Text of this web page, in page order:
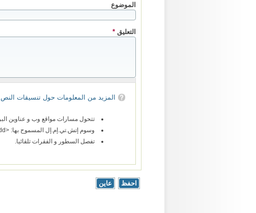
‏الموضوع ‏
‏التعليق ‏ *
المزيد من المعلومات حول تنسيقات النص
تتحول مسارات مواقع وب و عناوين
وسوم إتش.تي.إم.إل المسموح بها: <a> <em> <strong> <cite> <blockquote> <code> <ul> <ol> <li> <dl> <dt> <dd>
تفصل السطور و الفقرات تلقائيا.